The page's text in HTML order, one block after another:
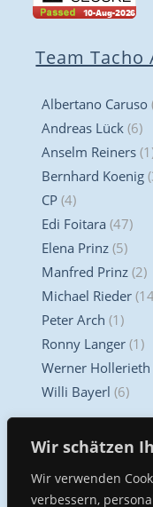
Wir schätzen
Wir verwenden
verbessern,
Team Tacho
Albertano Caruso
Andreas Lück (6)
Anselm Reiners
Bernhard Koenig
CP (4)
Edi Foitara (47)
Elena Prinz (5)
Manfred Prinz (2)
Michael Rieder
Peter Arch (1)
Ronny Langer (1)
Werner Hollerieth
Willi Bayerl (6)
Unser